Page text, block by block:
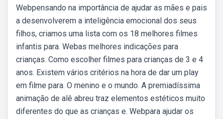
Webpensando na importância de ajudar as mães e pais
a desenvolverem a inteligência emocional dos seus
filhos, criamos uma lista com os 18 melhores filmes
infantis para. Webas melhores indicações para
crianças. Como escolher filmes para crianças de 3 e 4
anos. Existem vários critérios na hora de dar um play
em filme para. O menino e o mundo. A premiadíssima
animação de alê abreu traz elementos estéticos muito
diferentes do que as crianças e. Webpara ajudar os